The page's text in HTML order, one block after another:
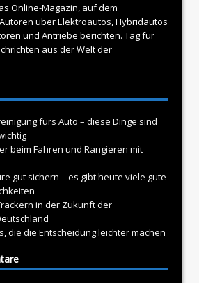
Online-Magazin, auf dem
überElektroautos, Hybridautos
und Antriebe berichten. Tag für
aus der Welt der
fürs Auto – diese Dinge sind
beim Fahren und Rangieren mit
gut sichern – es gibt heute viele gute
in der Zukunft der
die die Entscheidung leichter machen